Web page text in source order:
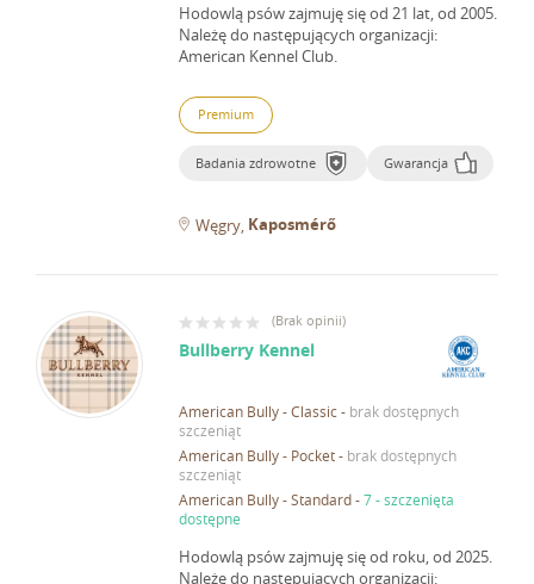
Hodowlą psów zajmuję się od 21 lat, od 2005.
Należę do następujących organizacji:
American Kennel Club.
Premium
Badania zdrowotne Gwarancja
Węgry Kaposmérő
(Brak opinii)
Bullberry Kennel
American Bully - Classic- brak dostępnych
szczeniąt
American Bully - Pocket- brak dostępnych
szczeniąt
American Bully - Standard-7 - szczenięta
dostępne
Hodowlą psów zajmuję się od roku, od 2025.
Należę do następujących organizacji: